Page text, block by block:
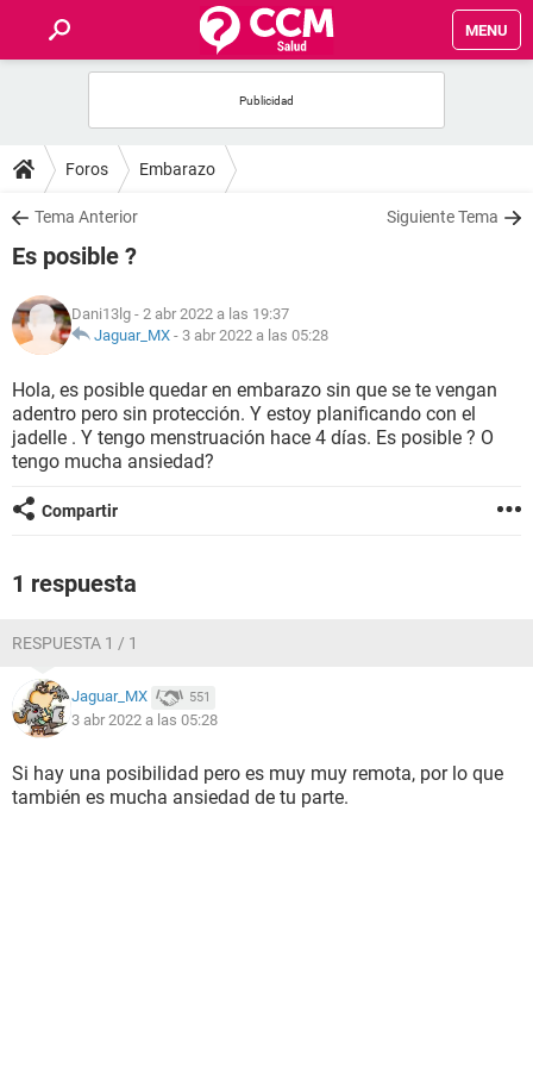
MENU
FOROS
SALUD
FAMILIA
NUTRICIÓN
BIENESTAR
SEXUALIDAD
GLOSARIO
Foros Embarazo
Tema Anterior Siguiente Tema
Es posible ?
Dani13lg - 2 abr 2022 a las 19:37
Jaguar_MX - 3 abr 2022 a las 05:28
Hola, es posible quedar en embarazo sin que se te vengan
adentro pero sin protección. Y estoy planificando con el
jadelle . Y tengo menstruación hace 4 días. Es posible ? O
tengo mucha ansiedad?
Compartir
1 respuesta
RESPUESTA 1 / 1
Jaguar_MX 551
3 abr 2022 a las 05:28
Si hay una posibilidad pero es muy muy remota, por lo que
también es mucha ansiedad de tu parte.